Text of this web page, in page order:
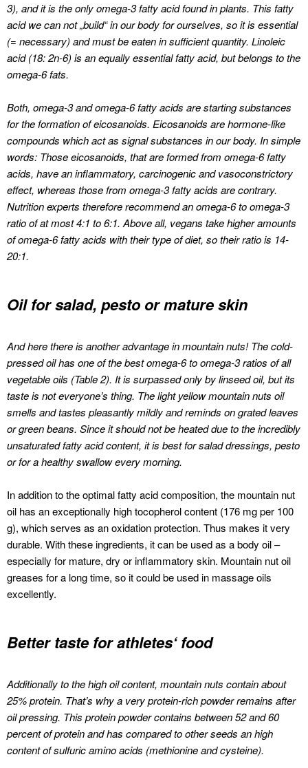
3), and it is the only omega-3 fatty acid found in plants. This fatty
acid we can not „build“ in our body for ourselves, so it is essential
(= necessary) and must be eaten in sufficient quantity. Linoleic
acid (18: 2n-6) is an equally essential fatty acid, but belongs to the
omega-6 fats.
Both, omega-3 and omega-6 fatty acids are starting substances
for the formation of eicosanoids. Eicosanoids are hormone-like
compounds which act as signal substances in our body. In simple
words: Those eicosanoids, that are formed from omega-6 fatty
acids, have an inflammatory, carcinogenic and vasoconstrictory
effect, whereas those from omega-3 fatty acids are contrary.
Nutrition experts therefore recommend an omega-6 to omega-3
ratio of at most 4:1 to 6:1. Above all, vegans take higher amounts
of omega-6 fatty acids with their type of diet, so their ratio is 14-
20:1.
Oil for salad, pesto or mature skin
And here there is another advantage in mountain nuts!The cold-
pressed oil has one of the best omega-6 to omega-3 ratios of all
vegetable oils (Table 2). It is surpassed only by linseed oil, but its
taste is not everyone’s thing. The light yellow mountain nuts oil
smells and tastes pleasantly mildly and reminds on grated leaves
or green beans. Since it should not be heated due to the incredibly
unsaturated fatty acid content, it is best for salad dressings, pesto
or for a healthy swallow every morning.
In addition to the optimal fatty acid composition, the mountain nut
oil has an exceptionally high tocopherol content (176 mg per 100
g), which serves as an oxidation protection. Thus makes it very
durable. With these ingredients, it can be used as a body oil –
especially for mature, dry or inflammatory skin. Mountain nut oil
greases for a long time, so it could be used in massage oils
excellently.
Better taste for athletes‘ food
Additionally to the high oil content, mountain nuts contain about
25% protein. That’s why a very protein-rich powder remains after
oil pressing. This protein powder contains between 52 and 60
percent of protein and has compared to other seeds an high
content of sulfuric amino acids (methionine and cysteine).